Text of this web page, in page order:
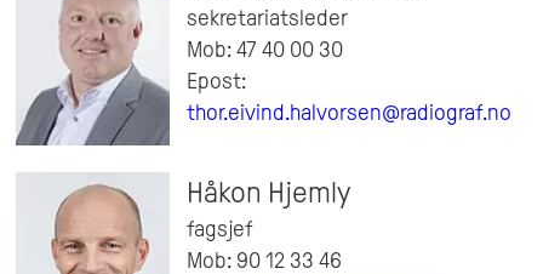
sekretariatsleder
Mob: 47 40 00 30
Epost:
thor.eivind.halvorsen@radiograf.no
Håkon Hjemly
fagsjef
Mob: 90 12 33 46